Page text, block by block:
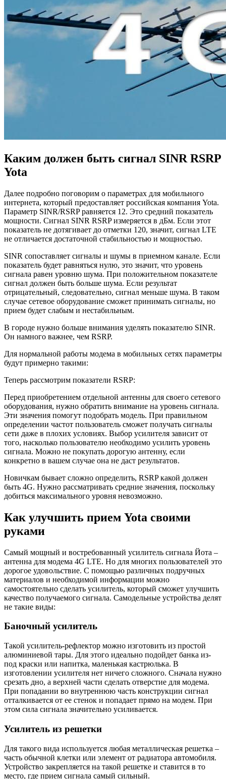
Каким должен быть сигнал SINR RSRP
Yota
Далее подробно поговорим о параметрах для мобильного
интернета, который предоставляет российская компания Yota.
Параметр SINR/RSRP равняется 12. Это средний показатель
мощности. Сигнал SINR RSRP измеряется в дБм. Если этот
показатель не дотягивает до отметки 120, значит, сигнал LTE
не отличается достаточной стабильностью и мощностью.
SINR сопоставляет сигналы и шумы в приемном канале. Если
показатель будет равняться нулю, это значит, что уровень
сигнала равен уровню шума. При положительном показателе
сигнал должен быть больше шума. Если результат
отрицательный, следовательно, сигнал меньше шума. В таком
случае сетевое оборудование сможет принимать сигналы, но
прием будет слабым и нестабильным.
В городе нужно больше внимания уделять показателю SINR.
Он намного важнее, чем RSRP.
Для нормальной работы модема в мобильных сетях параметры
будут примерно такими:
Теперь рассмотрим показатели RSRP:
Перед приобретением отдельной антенны для своего сетевого
оборудования, нужно обратить внимание на уровень сигнала.
Эти значения помогут подобрать модель. При правильном
определении частот пользователь сможет получать сигналы
сети даже в плохих условиях. Выбор усилителя зависит от
того, насколько пользователю необходимо усилить уровень
сигнала. Можно не покупать дорогую антенну, если
конкретно в вашем случае она не даст результатов.
Новичкам бывает сложно определить, RSRP какой должен
быть 4G. Нужно рассматривать средние значения, поскольку
добиться максимального уровня невозможно.
Как улучшить прием Yota своими
руками
Самый мощный и востребованный усилитель сигнала Йота –
антенна для модема 4G LTE. Но для многих пользователей это
дорогое удовольствие. С помощью различных подручных
материалов и необходимой информации можно
самостоятельно сделать усилитель, который сможет улучшить
качество получаемого сигнала. Самодельные устройства делят
не такие виды:
Баночный усилитель
Такой усилитель-рефлектор можно изготовить из простой
алюминиевой тары. Для этого идеально подойдет банка из-
под краски или напитка, маленькая кастрюлька. В
изготовлении усилителя нет ничего сложного. Сначала нужно
срезать дно, а верхней части сделать отверстие для модема.
При попадании во внутреннюю часть конструкции сигнал
отталкивается от ее стенок и попадает прямо на модем. При
этом сила сигнала значительно усиливается.
Усилитель из решетки
Для такого вида используется любая металлическая решетка –
часть обычной клетки или элемент от радиатора автомобиля.
Устройство закрепляется на такой решетке и ставится в то
место, где прием сигнала самый сильный.